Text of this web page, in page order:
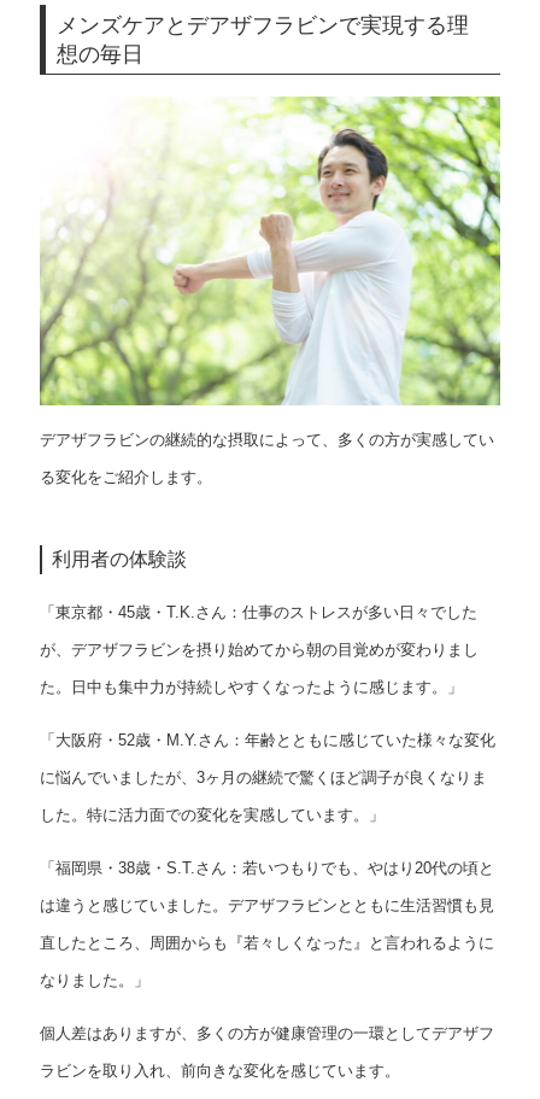
メンズケアとデアザフラビンで実現する理
想の毎日
デアザフラビンの継続的な摂取によって、多くの方が実感してい
る変化をご紹介します。
利用者の体験談
「東京都・45歳・T.K.さん：仕事のストレスが多い日々でした
が、デアザフラビンを摂り始めてから朝の目覚めが変わりまし
た。日中も集中力が持続しやすくなったように感じます。」
「大阪府・52歳・M.Y.さん：年齢とともに感じていた様々な変化
に悩んでいましたが、3ヶ月の継続で驚くほど調子が良くなりま
した。特に活力面での変化を実感しています。」
「福岡県・38歳・S.T.さん：若いつもりでも、やはり20代の頃と
は違うと感じていました。デアザフラビンとともに生活習慣も見
直したところ、周囲からも『若々しくなった』と言われるように
なりました。」
個人差はありますが、多くの方が健康管理の一環としてデアザフ
ラビンを取り入れ、前向きな変化を感じています。